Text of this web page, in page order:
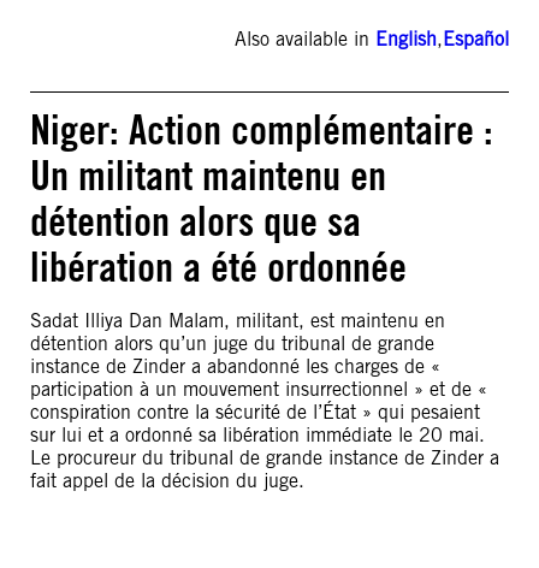
Also available in English,Español
Niger: Action complémentaire :
Un militant maintenu en
détention alors que sa
libération a été ordonnée
Sadat Illiya Dan Malam, militant, est maintenu en
détention alors qu’un juge du tribunal de grande
instance de Zinder a abandonné les charges de «
participation à un mouvement insurrectionnel » et de «
conspiration contre la sécurité de l’État » qui pesaient
sur lui et a ordonné sa libération immédiate le 20 mai.
Le procureur du tribunal de grande instance de Zinder a
fait appel de la décision du juge.